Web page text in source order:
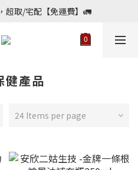
優惠通知不定期會員專屬好康
超取/宅配【免運費】🚛
選優惠通知不定期會員專屬好康
健產品
24 Items per page